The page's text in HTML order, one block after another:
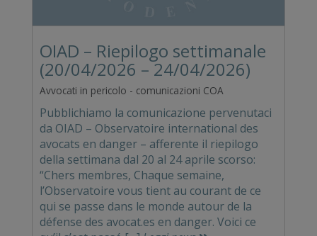
OIAD – Riepilogo settimanale
(20/04/2026 – 24/04/2026)
Avvocati in pericolo - comunicazioni COA
Pubblichiamo la comunicazione pervenutaci
da OIAD – Observatoire international des
avocats en danger – afferente il riepilogo
della settimana dal 20 al 24 aprile scorso:
“Chers membres, Chaque semaine,
l’Observatoire vous tient au courant de ce
qui se passe dans le monde autour de la
défense des avocat.es en danger. Voici ce